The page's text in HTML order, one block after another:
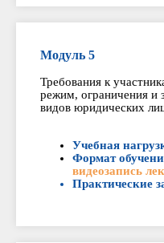
Модуль 5
Требования к
режим, ограничения и
видов юридических
Учебная
Формат
видеозапись
Практические